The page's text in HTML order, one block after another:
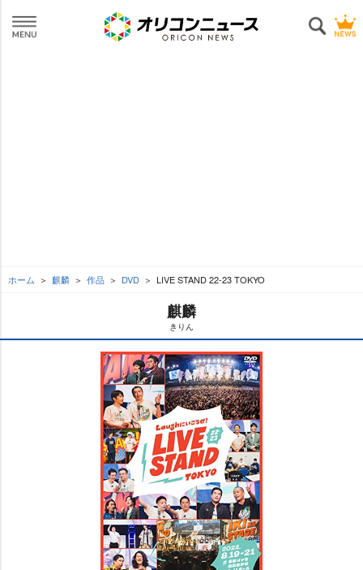
ホーム 麒麟 作品 DVD LIVE STAND 22-23 TOKYO
麒麟
きりん